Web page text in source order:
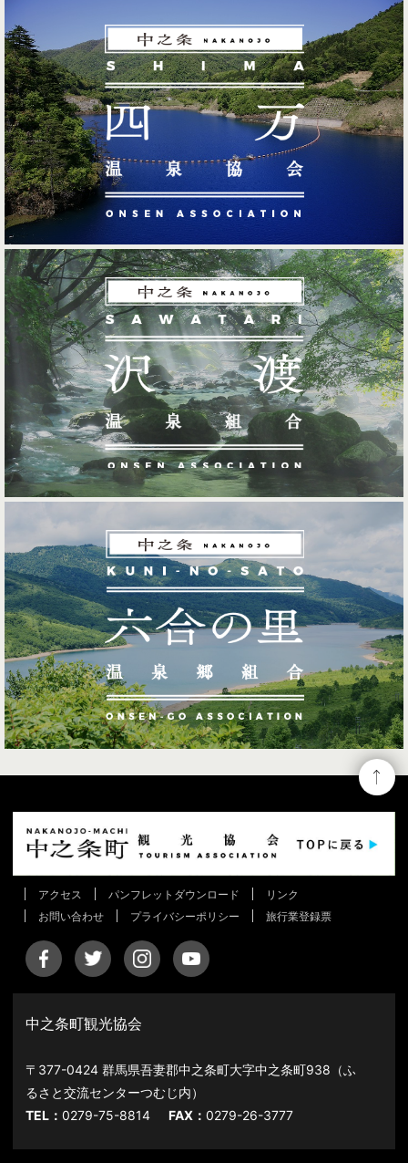
アクセス パンフレットダウンロード
リンク
お問い合わせ
プライバシーポリシー 旅行業登録票
中之条町観光協会
〒377-0424 群馬県吾妻郡中之条町大字中之条町938（ふ
るさと交流センターつむじ内）
TEL：0279-75-8814 FAX：0279-26-3777